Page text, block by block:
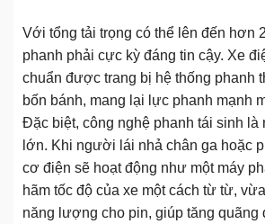
Với tổng tải trọng có thể lên đến hơn
phanh phải cực kỳ đáng tin cậy. Xe
chuẩn được trang bị hệ thống phanh
bốn bánh, mang lại lực phanh mạnh
Đặc biệt, công nghệ phanh tái sinh là
lớn. Khi người lái nhả chân ga hoặc
cơ điện sẽ hoạt động như một máy
hãm tốc độ của xe một cách từ từ,
năng lượng cho pin, giúp tăng quãng